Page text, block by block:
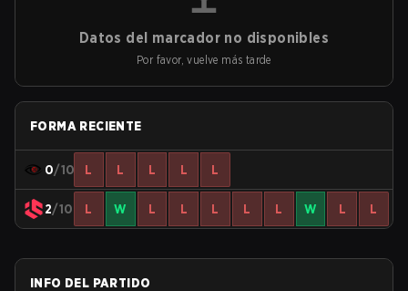
Datos del marcador no disponibles
Por favor, vuelve más tarde
FORMA RECIENTE
0/10 L L L L L
2/10 L W L L L L L W L L
INFO DEL PARTIDO